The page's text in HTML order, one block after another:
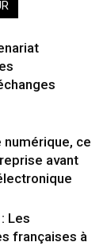
numérique, ce
avant
Les
françaises à